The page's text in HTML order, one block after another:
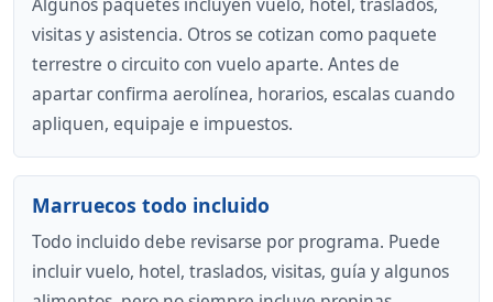
visitas y asistencia. Otros se cotizan como paquete
terrestre o circuito con vuelo aparte. Antes de
apartar confirma aerolínea, horarios, escalas cuando
apliquen, equipaje e impuestos.
Marruecos todo incluido
Todo incluido debe revisarse por programa. Puede
incluir vuelo, hotel, traslados, visitas, guía y algunos